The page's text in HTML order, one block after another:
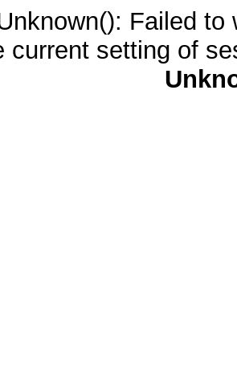
Failed
current setting of